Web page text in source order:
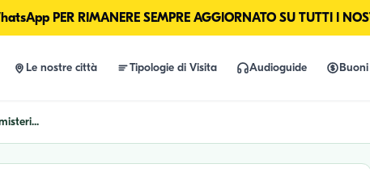
PER RIMANERE SEMPRE AGGIORNATO SU TUTTI I
Le nostre città Tipologie di Visita Audioguide